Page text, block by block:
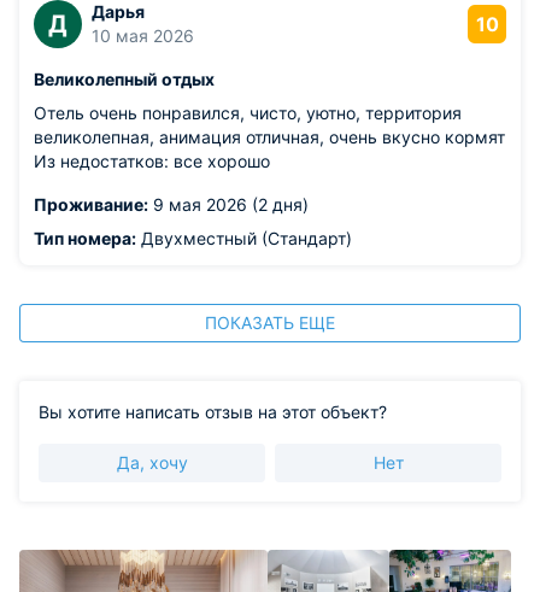
Д
Дарья
10 мая 2026
10
Великолепный отдых
Отель очень понравился, чисто, уютно, территория
великолепная, анимация отличная, очень вкусно кормят
Из недостатков: все хорошо
Проживание: 9 мая 2026 (2 дня)
Тип номера: Двухместный (Стандарт)
ПОКАЗАТЬ ЕЩЕ
Вы хотите написать отзыв на этот объект?
Да, хочу Нет